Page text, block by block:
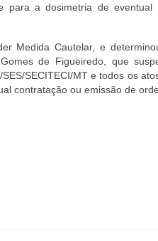
para a dosimetria de
Medida Cautelar, e
de Figueiredo, que
SECITECI/MT e todos os
contratação ou emissão de